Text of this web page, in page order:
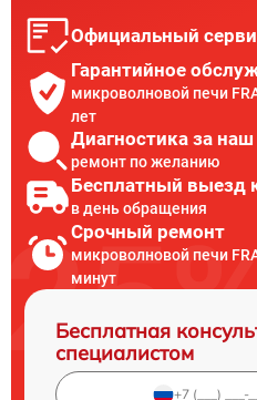
Официальный
Гарантийное
микроволновой печи
лет
Диагностика за наш
ремонт по желанию
Бесплатный выезд
в день обращения
Срочный ремонт
микроволновой печи
минут
Бесплатная
специалистом